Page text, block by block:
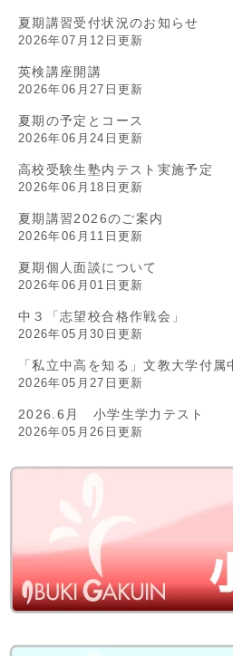
夏期講習受付状況のお知らせ
2026年07月12日更新
英検講座開講
2026年06月27日更新
夏期の予定とコース
2026年06月24日更新
高校受験生塾内テスト実施予定
2026年06月18日更新
夏期講習2026のご案内
2026年06月11日更新
夏期個人面談について
2026年06月01日更新
中３「志望校合格作戦会」
2026年05月30日更新
「私立中高を知る」文教大学付属
2026年05月27日更新
2026.6月 小学生学力テスト
2026年05月26日更新